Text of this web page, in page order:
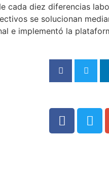
diez diferencias
se solucionan
e implementó la